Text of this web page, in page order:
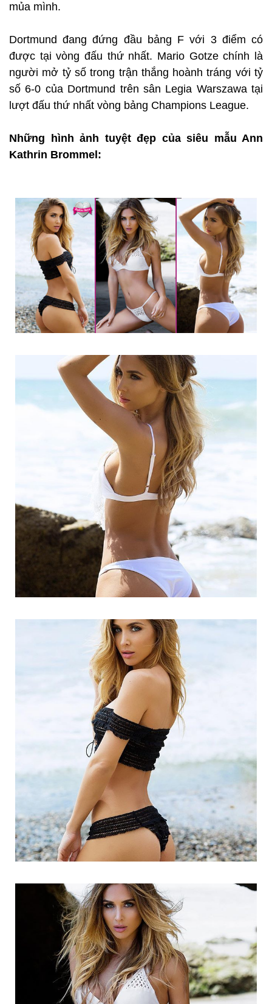
mủa mình.
Dortmund đang đứng đầu bảng F với 3 điểm có
được tại vòng đấu thứ nhất. Mario Gotze chính là
người mở tỷ số trong trận thắng hoành tráng với tỷ
số 6-0 của Dortmund trên sân Legia Warszawa tại
lượt đấu thứ nhất vòng bảng Champions League.
Những hình ảnh tuyệt đẹp của siêu mẫu Ann
Kathrin Brommel: